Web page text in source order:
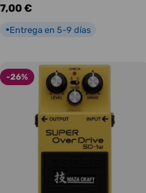
Precio
7,00 €
●Entrega en 5-9 días
-26%